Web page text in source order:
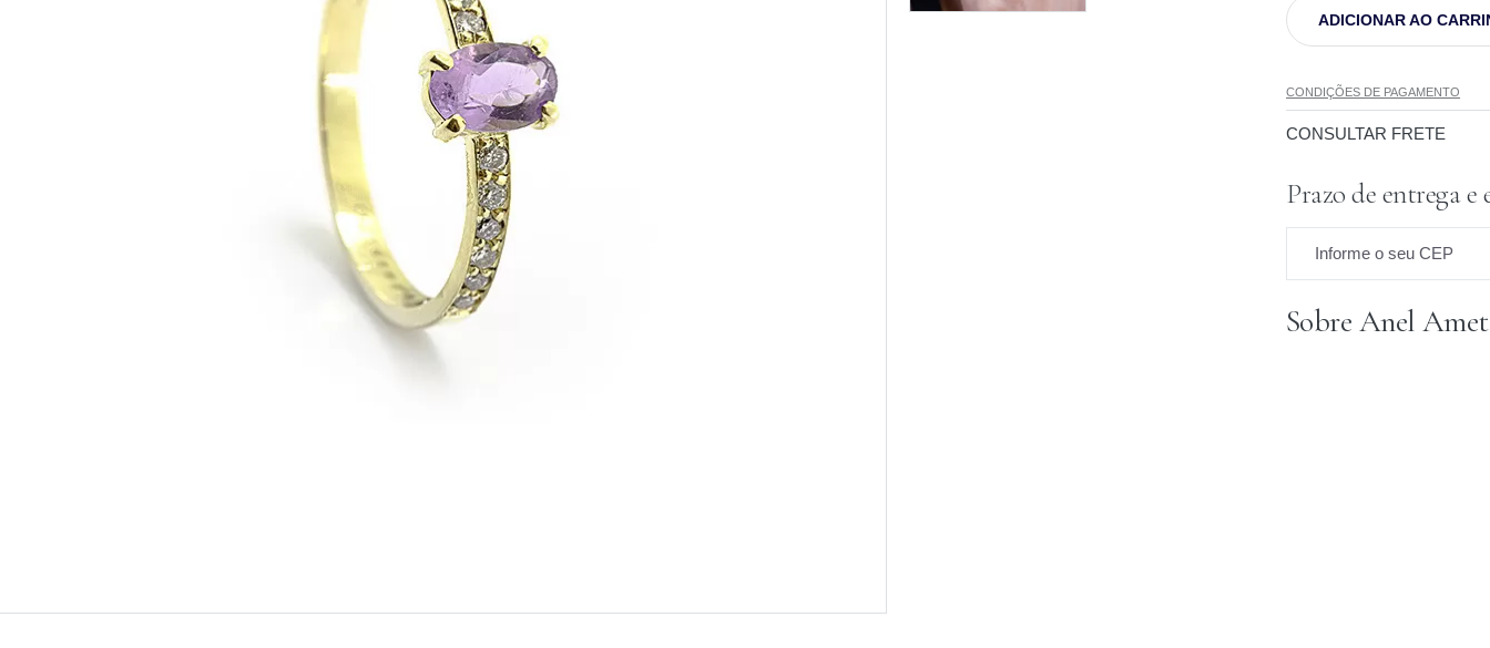
ADICIONAR AO
CONDIÇÕES DE PAGAMENTO
CONSULTAR FRETE
Prazo de entrega e
Informe o seu CEP
Prazo para o CEP
Sobre Anel